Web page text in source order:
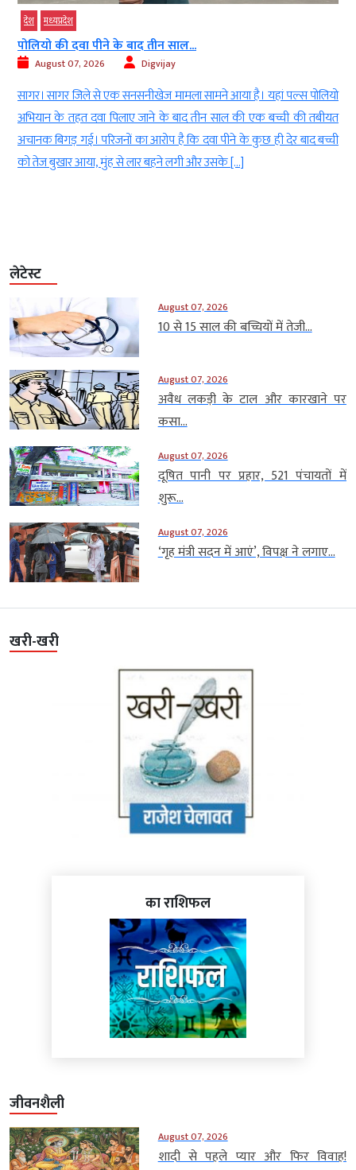
देश मध्‍यप्रदेश
पोलियो की दवा पीने के बाद तीन साल...
August 07, 2026 Digvijay
सागर। सागर जिले से एक सनसनीखेज मामला सामने आया है। यहां पल्स पोलियो
अभियान के तहत दवा पिलाए जाने के बाद तीन साल की एक बच्ची की तबीयत
अचानक बिगड़ गई। परिजनों का आरोप है कि दवा पीने के कुछ ही देर बाद बच्ची
को तेज बुखार आया, मुंह से लार बहने लगी और उसके […]
लेटेस्ट
August 07, 2026
10 से 15 साल की बच्चियों में तेजी...
August 07, 2026
अवैध लकड़ी के टाल और कारखाने पर
कसा...
August 07, 2026
दूषित पानी पर प्रहार, 521 पंचायतों में
शुरू...
August 07, 2026
‘गृह मंत्री सदन में आएं’, विपक्ष ने लगाए...
खरी-खरी
का राशिफल
जीवनशैली
August 07, 2026
शादी से पहले प्यार और फिर विवाह!